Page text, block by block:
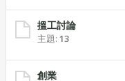
搵工討論
主題: 13
創業